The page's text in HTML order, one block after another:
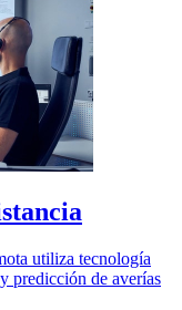
utiliza tecnología
predicción de averías